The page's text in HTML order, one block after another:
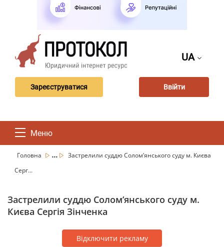
UA
Зареєструватися Ввійти
Меню
Головна ...
Застрелили суддю Солом’янського суду м. Києва
Серг...
Застрелили суддю Солом’янського суду м.
Києва Сергія Зінченка
Відключити рекламу